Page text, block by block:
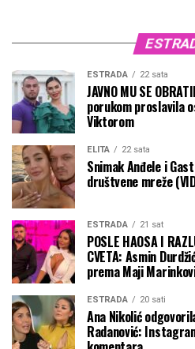
ESTRADA 22 sata
JAVNO MU SE
porukom proslavila
Viktorom
ELITA 22 sata
Snimak Anđele i
društvene mreže
ESTRADA 21 sat
POSLE HAOSA I
CVETA: Asmin
prema Maji
ESTRADA 20 sati
Ana Nikolić
Radanović: